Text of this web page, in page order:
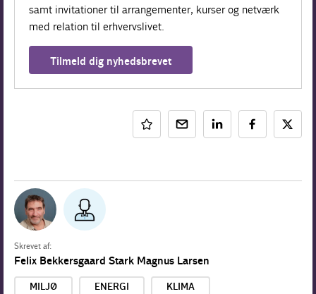
samt invitationer til arrangementer, kurser og netværk
med relation til erhvervslivet.
Tilmeld dig nyhedsbrevet
Skrevet af:
Felix Bekkersgaard Stark Magnus Larsen
MILJØ ENERGI KLIMA